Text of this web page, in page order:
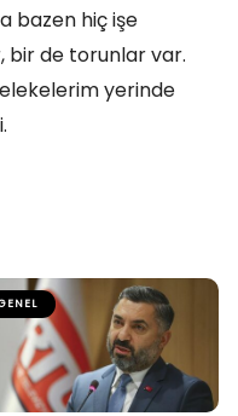
bazen hiç işe
bir de torunlar var.
yerinde